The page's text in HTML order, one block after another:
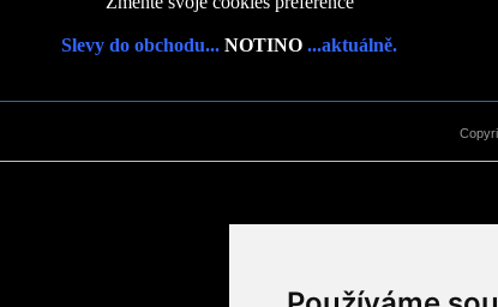
Slevy do obchodu... NOTINO ...aktuálně.